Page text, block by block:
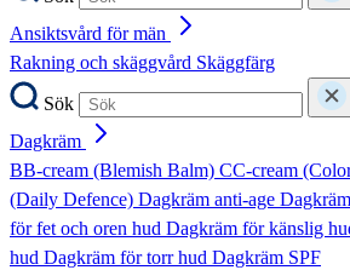
Ansiktsvård för män
Rakning och skäggvård Skäggfärg
Sök
Dagkräm
BB-cream (Blemish Balm) CC-cream
(Daily Defence) Dagkräm anti-age
för fet och oren hud Dagkräm för känslig
hud Dagkräm för torr hud Dagkräm SPF